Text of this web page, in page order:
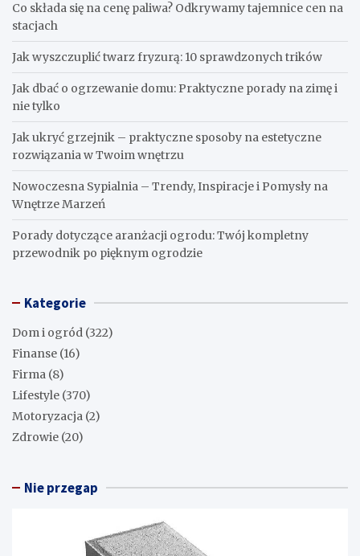
Co składa się na cenę paliwa? Odkrywamy tajemnice cen na
stacjach
Jak wyszczuplić twarz fryzurą: 10 sprawdzonych trików
Jak dbać o ogrzewanie domu: Praktyczne porady na zimę i
nie tylko
Jak ukryć grzejnik – praktyczne sposoby na estetyczne
rozwiązania w Twoim wnętrzu
Nowoczesna Sypialnia – Trendy, Inspiracje i Pomysły na
Wnętrze Marzeń
Porady dotyczące aranżacji ogrodu: Twój kompletny
przewodnik po pięknym ogrodzie
Kategorie
Dom i ogród (322)
Finanse (16)
Firma (8)
Lifestyle (370)
Motoryzacja (2)
Zdrowie (20)
Nie przegap